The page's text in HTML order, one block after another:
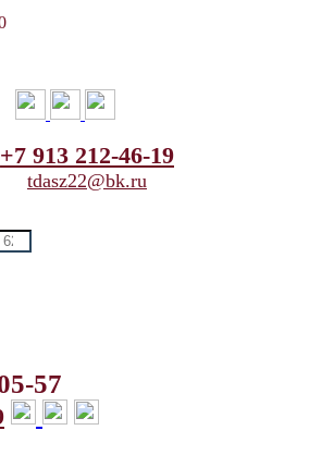
+7 913 212-46-19
tdasz22@bk.ru
57